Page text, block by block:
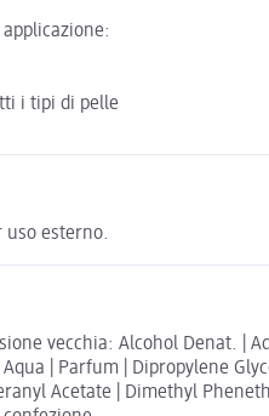
i tipi di pelle
uso esterno.
vecchia: Alcohol Denat. |
| Parfum | Dipropylene
Acetate | Dimethyl